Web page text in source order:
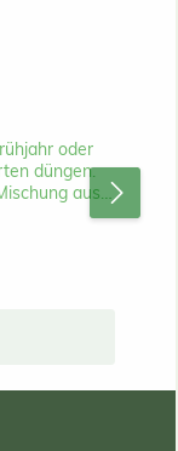
oder
düngen.
aus
(4 - 9
auf die
ca. 30 g
und für
Komponente
für eine